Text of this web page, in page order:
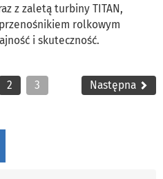
z zaletą turbiny TITAN,
rolkowym
i skuteczność.
2 3 Następna